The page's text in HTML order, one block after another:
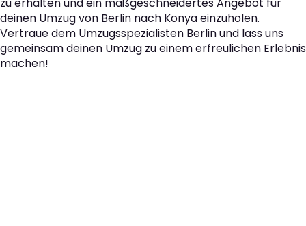
zu erhalten und ein maßgeschneidertes Angebot für
deinen Umzug von Berlin nach Konya einzuholen.
Vertraue dem Umzugsspezialisten Berlin und lass uns
gemeinsam deinen Umzug zu einem erfreulichen Erlebnis
machen!